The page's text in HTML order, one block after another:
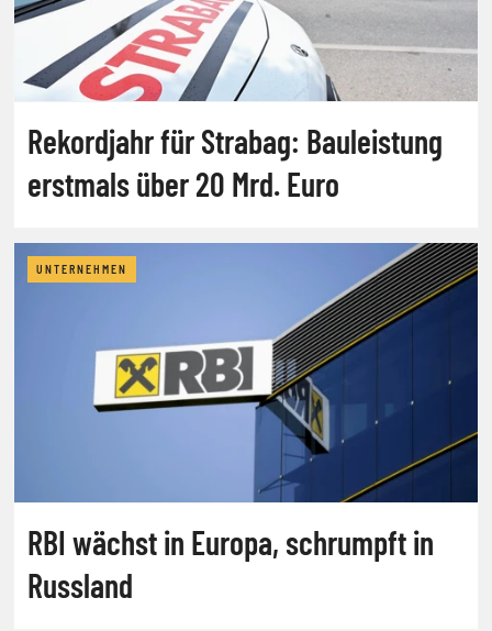
Rekordjahr für Strabag: Bauleistung
erstmals über 20 Mrd. Euro
UNTERNEHMEN
RBI wächst in Europa, schrumpft in
Russland